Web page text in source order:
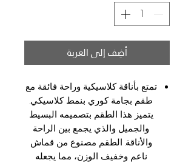
أضِف إلى العربة
تمتع بأناقة كلاسيكية وراحة فائقة مع
طقم بجامة كوري بنمط كلاسيكي.
يتميز هذا الطقم بتصميمه البسيط
والجميل والذي يجمع بين الراحة
والأناقة. الطقم مصنوع من قماش
ناعم وخفيف الوزن، مما يجعله